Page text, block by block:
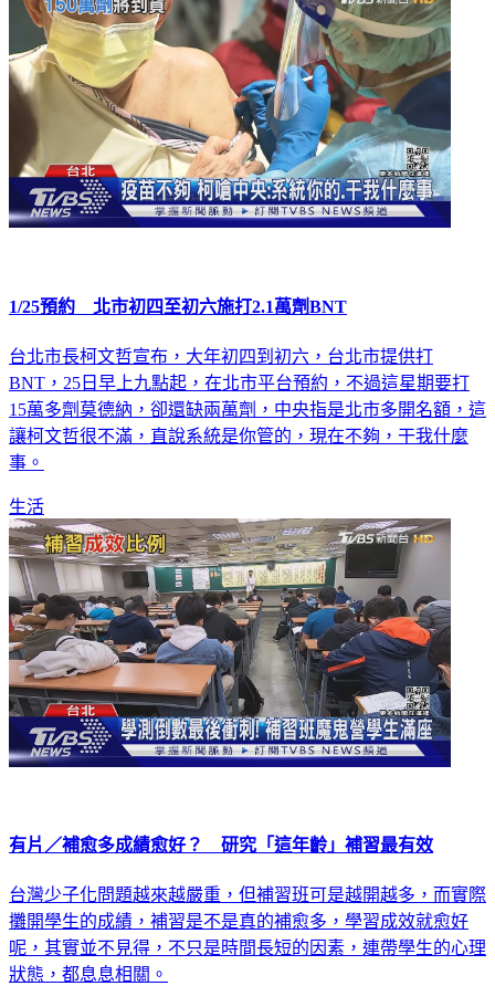
1/25預約 北市初四至初六施打2.1萬劑BNT
台北市長柯文哲宣布，大年初四到初六，台北市提供打
BNT，25日早上九點起，在北市平台預約，不過這星期要打
15萬多劑莫德納，卻還缺兩萬劑，中央指是北市多開名額，這
讓柯文哲很不滿，直說系統是你管的，現在不夠，干我什麼
事。
生活
有片／補愈多成績愈好？ 研究「這年齡」補習最有效
台灣少子化問題越來越嚴重，但補習班可是越開越多，而實際
攤開學生的成績，補習是不是真的補愈多，學習成效就愈好
呢，其實並不見得，不只是時間長短的因素，連帶學生的心理
狀態，都息息相關。